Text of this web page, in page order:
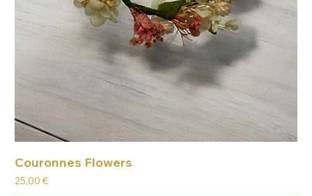
Couronnes Flowers
Prix
25,00 €